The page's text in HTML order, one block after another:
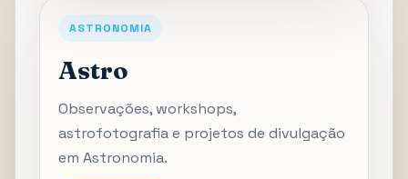
ASTRONOMIA
Astro
Observações, workshops,
astrofotografia e projetos de divulgação
em Astronomia.